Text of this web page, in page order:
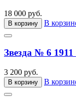
18 000 руб.
В корзину В
Звезда № 6 1911
3 200 руб.
В корзину В